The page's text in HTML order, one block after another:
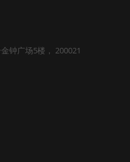
钟广场5楼， 200021